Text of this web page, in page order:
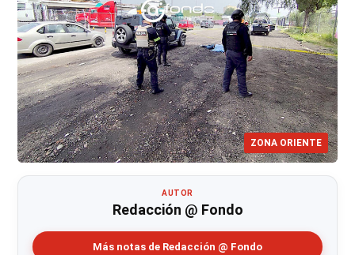
ZONA ORIENTE
AUTOR
Redacción @ Fondo
Más notas de Redacción @ Fondo